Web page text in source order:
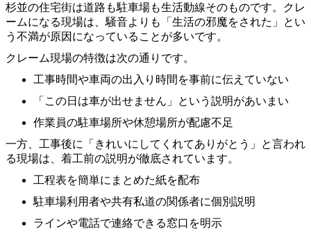
杉並の住宅街は道路も駐車場も生活動線そのものです。クレ
ームになる現場は、騒音よりも「生活の邪魔をされた」とい
う不満が原因になっていることが多いです。
クレーム現場の特徴は次の通りです。
工事時間や車両の出入り時間を事前に伝えていない
「この日は車が出せません」という説明があいまい
作業員の駐車場所や休憩場所が配慮不足
一方、工事後に「きれいにしてくれてありがとう」と言われ
る現場は、着工前の説明が徹底されています。
工程表を簡単にまとめた紙を配布
駐車場利用者や共有私道の関係者に個別説明
ラインや電話で連絡できる窓口を明示